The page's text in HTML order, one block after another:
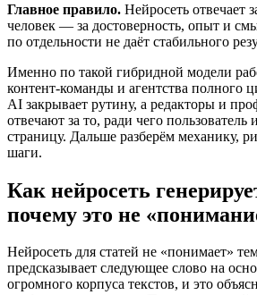
Главное правило. Нейросеть отвечает
человек — за достоверность, опыт и
по отдельности не даёт стабильного
Именно по такой гибридной модели
контент-команды и агентства полного
AI закрывает рутину, а редакторы и
отвечают за то, ради чего пользователь
страницу. Дальше разберём механику,
шаги.
Как нейросеть
почему это не
Нейросеть для статей не «понимает»
предсказывает следующее слово на
огромного корпуса текстов, и это